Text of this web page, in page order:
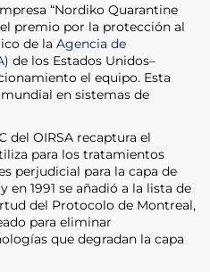
“Nordiko Quarantine
premio por la protección al
de la Agencia de
de los Estados Unidos–
el equipo. Esta
en sistemas de
del OIRSA recaptura el
para los tratamientos
perjudicial para la capa de
en 1991 se añadió a la lista de
del Protocolo de Montreal,
para eliminar
que degradan la capa